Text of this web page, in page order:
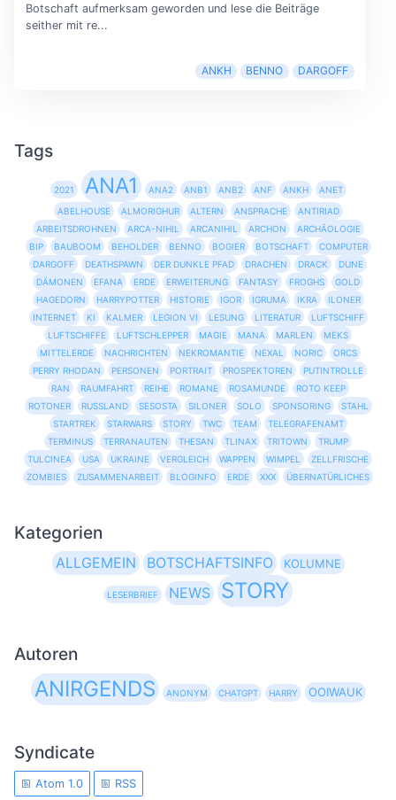
Botschaft aufmerksam geworden und lese die Beiträge
seither mit re...
ANKH BENNO DARGOFF
Tags
2021 ANA1 ANA2 ANB1 ANB2 ANF ANKH
ANET
ABELHOUSE
ALMORIGHUR ALTERN ANSPRACHE
ANTIRIAD
ARBEITSDROHNEN
ARCA-NIHIL ARCANIHIL ARCHON
ARCHÄOLOGIE
BIP
BAUBOOM BEHOLDER BENNO BOGIER BOTSCHAFT
COMPUTER
DARGOFF
DEATHSPAWN DER DUNKLE PFAD DRACHEN DRACK
DUNE
DÄMONEN
EFANA ERDE ERWEITERUNG FANTASY FROGHS
GOLD
HAGEDORN
HARRYPOTTER HISTORIE IGOR IGRUMA IKRA
ILONER
INTERNET
KI KALMER LEGION VI LESUNG LITERATUR
LUFTSCHIFF
LUFTSCHIFFE
LUFTSCHLEPPER MAGIE MANA MARLEN
MEKS
MITTELERDE
NACHRICHTEN NEKROMANTIE NEXAL NORIC
ORCS
PERRY RHODAN
PERSONEN PORTRAIT PROSPEKTOREN
PUTINTROLLE
RAN
RAUMFAHRT REIHE ROMANE ROSAMUNDE
ROTO KEEP
ROTONER
RUSSLAND SESOSTA SILONER SOLO SPONSORING
STAHL
STARTREK
STARWARS STORY TWC TEAM
TELEGRAFENAMT
TERMINUS
TERRANAUTEN THESAN TLINAX TRITOWN
TRUMP
TULCINEA
USA UKRAINE VERGLEICH WAPPEN WIMPEL
ZELLFRISCHE
ZOMBIES
ZUSAMMENARBEIT BLOGINFO ERDE XXX ÜBERNATÜRLICHES
Kategorien
ALLGEMEIN BOTSCHAFTSINFO KOLUMNE
LESERBRIEF NEWS STORY
Autoren
ANIRGENDS ANONYM CHATGPT HARRY OOIWAUK
Syndicate
Atom 1.0 RSS